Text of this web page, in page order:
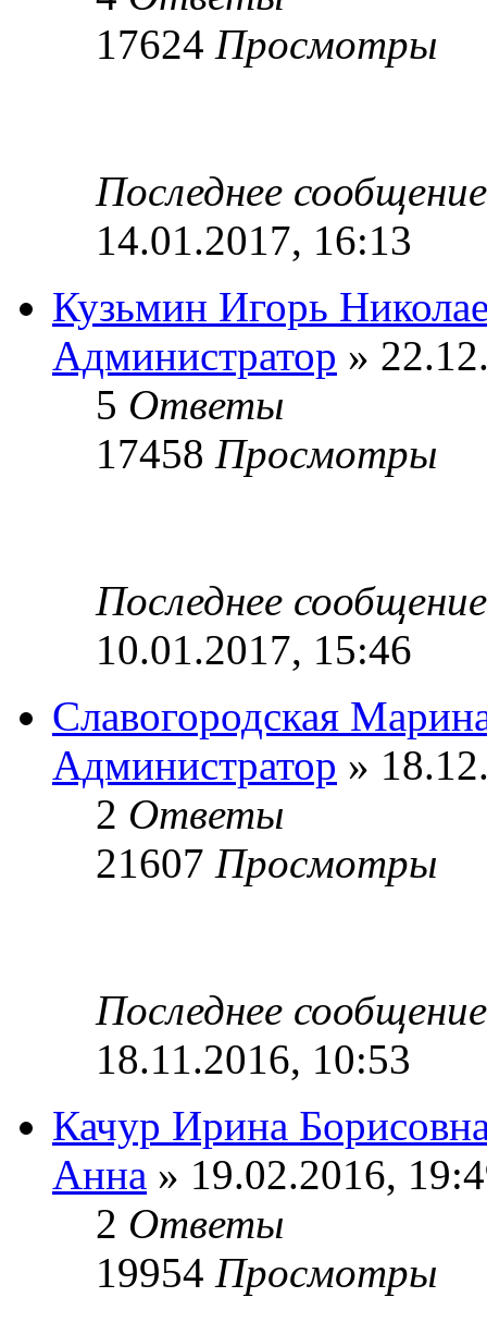
17624 Просмотры
Последнее
14.01.2017, 16:13
Кузьмин Игорь
Администратор »
5 Ответы
17458 Просмотры
Последнее
10.01.2017, 15:46
Славогородская
Администратор »
2 Ответы
21607 Просмотры
Последнее
18.11.2016, 10:53
Качур Ирина
Анна » 19.02.2016,
2 Ответы
19954 Просмотры